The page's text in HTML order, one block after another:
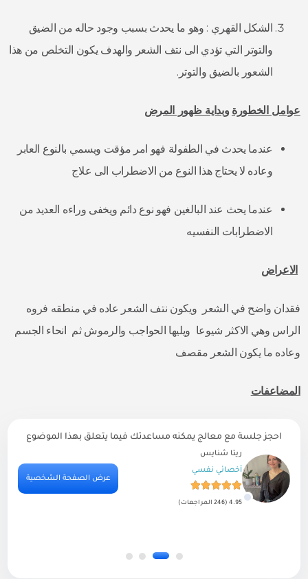
الشكل القهري : وهو ما يحدث بسبب وجود حاله من الضيق
والتوتر التي تؤدي الى نتف الشعر والهدف يكون التخلص من هذا
الشعور بالضيق والتوتر.
عوامل الخطورة وبداية ظهور المرض
عندما يحدث في الطفولة فهو امر مؤقت ويسمي بالنوع العابر
وعاده لا يحتاج هذا النوع من الاضطراب الى علاج
عندما يحث عند البالغين فهو نوع دائم ويخفى وراءه العديد من
الاضطرابات النفسيه
الاعراض
فقدان واضح في الشعر ويكون نتف الشعر عاده في منطقه فروه
الراس وهي الاكثر شيوعا ويليها الحواجب والرموش ثم انحاء الجسم
وعاده ما يكون الشعر مقصف
المضاعفات
احجز جلسة مع معالج يمكنه مساعدتك فيما يتعلق بهذا الموضوع
ريتا شنايس
أخصائي نفسي
4.95 (246 المراجعات)
عرض الصفحة الشخصية